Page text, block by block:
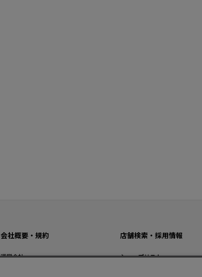
会社概要・規約
運営会社
店舗検索・採用情報
ショップリスト